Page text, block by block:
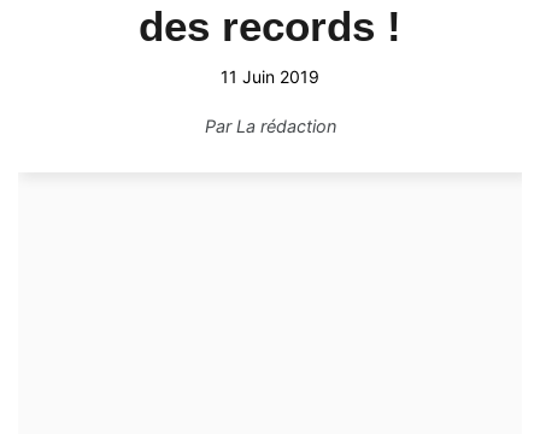
des records !
11 Juin 2019
ParLa rédaction